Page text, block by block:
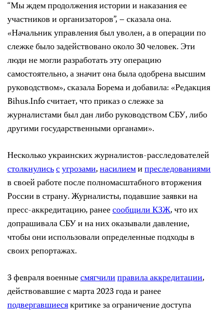
“Мы ждем продолжения истории и наказания ее
участников и организаторов”, – сказала она.
«Начальник управления был уволен, а в операции по
слежке было задействовано около 30 человек. Эти
люди не могли разработать эту операцию
самостоятельно, а значит она была одобрена высшим
руководством», сказала Борема и добавила: «Редакция
Bihus.Info считает, что приказ о слежке за
журналистами был дан либо руководством СБУ, либо
другими государственными органами».
Несколько украинских журналистов-расследователей
столкнулисьсугрозами,насилиемипреследованиями
в своей работе после полномасштабного вторжения
России в страну. Журналисты, подавшие заявки на
пресс-аккредитацию, ранеесообщили КЗЖ, что их
допрашивала СБУ и на них оказывали давление,
чтобы они использовали определенные подходы в
своих репортажах.
3 февраля военныесмягчилиправила аккредитации,
действовавшие с марта 2023 года и ранее
подвергавшиесякритике за ограничение доступа